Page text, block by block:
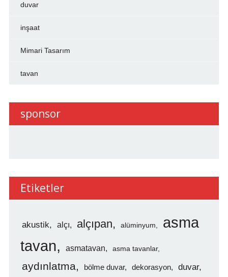
duvar
inşaat
Mimari Tasarım
tavan
sponsor
Etiketler
akustik alçı alçıpan alüminyum
asma
tavan
asmatavan asma tavanlar
aydınlatma bölme duvar dekorasyon duvar